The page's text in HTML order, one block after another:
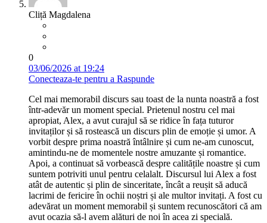
Cliță Magdalena
0
03/06/2026 at 19:24
Conecteaza-te pentru a Raspunde
Cel mai memorabil discurs sau toast de la nunta noastră a fost
într-adevăr un moment special. Prietenul nostru cel mai
apropiat, Alex, a avut curajul să se ridice în fața tuturor
invitaților și să rostească un discurs plin de emoție și umor. A
vorbit despre prima noastră întâlnire și cum ne-am cunoscut,
amintindu-ne de momentele nostre amuzante și romantice.
Apoi, a continuat să vorbească despre calitățile noastre și cum
suntem potriviti unul pentru celalalt. Discursul lui Alex a fost
atât de autentic și plin de sinceritate, încât a reușit să aducă
lacrimi de fericire în ochii noștri și ale multor invitați. A fost cu
adevărat un moment memorabil și suntem recunoscători că am
avut ocazia să-l avem alături de noi în acea zi specială.